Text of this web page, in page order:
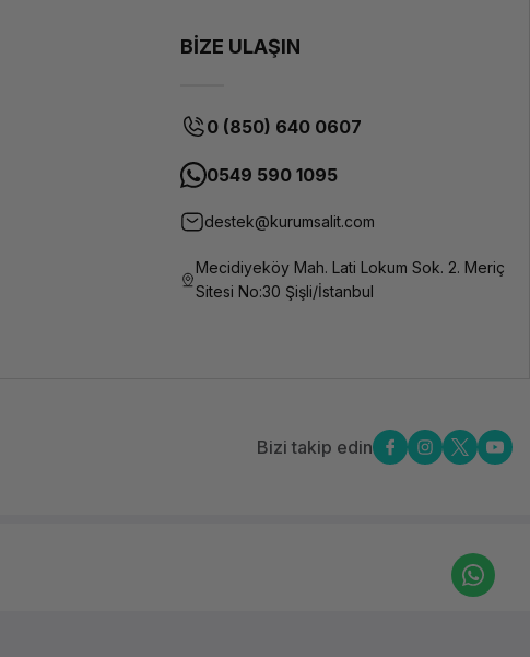
BİZE ULAŞIN
0 (850) 640 0607
0549 590 1095
destek@kurumsalit.com
Mecidiyeköy Mah. Lati Lokum Sok. 2. Meriç
Sitesi No:30 Şişli/İstanbul
Bizi takip edin